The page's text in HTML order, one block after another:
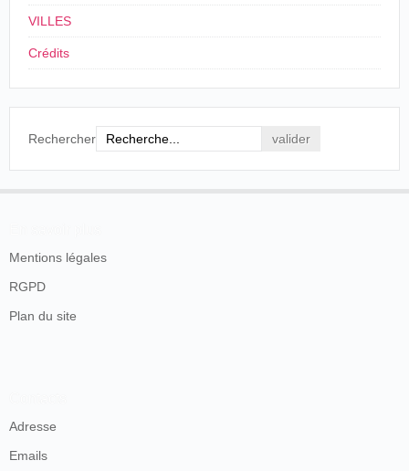
VILLES
Crédits
Rechercher
Mentions légales
RGPD
Plan du site
Adresse
Emails